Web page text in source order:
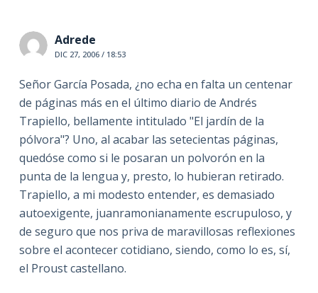
Adrede
DIC 27, 2006 / 18:53
Señor García Posada, ¿no echa en falta un centenar
de páginas más en el último diario de Andrés
Trapiello, bellamente intitulado "El jardín de la
pólvora"? Uno, al acabar las setecientas páginas,
quedóse como si le posaran un polvorón en la
punta de la lengua y, presto, lo hubieran retirado.
Trapiello, a mi modesto entender, es demasiado
autoexigente, juanramonianamente escrupuloso, y
de seguro que nos priva de maravillosas reflexiones
sobre el acontecer cotidiano, siendo, como lo es, sí,
el Proust castellano.